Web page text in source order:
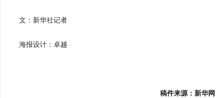
文：新华社记者
海报设计：卓越
稿件来源：新华网